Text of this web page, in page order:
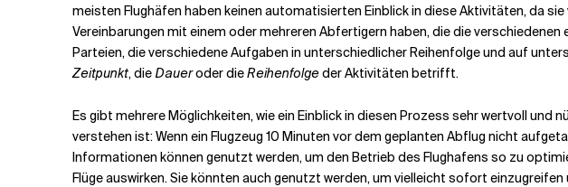
meisten Flughäfen haben keinen automatisierten Einblick in diese Aktivitäten, da
Vereinbarungen mit einem oder mehreren Abfertigern haben, die die
Parteien, die verschiedene Aufgaben in unterschiedlicher Reihenfolge und auf
Zeitpunkt, die Daueroder dieReihenfolgeder Aktivitäten betrifft.
Es gibt mehrere Möglichkeiten, wie ein Einblick in diesen Prozess sehr wertvoll
verstehen ist: Wenn ein Flugzeug 10 Minuten vor dem geplanten Abflug nicht
Informationen können genutzt werden, um den Betrieb des Flughafens so zu
Flüge auswirken. Sie könnten auch genutzt werden, um vielleicht sofort